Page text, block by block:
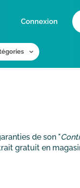
Connexion
de son "
gratuit en